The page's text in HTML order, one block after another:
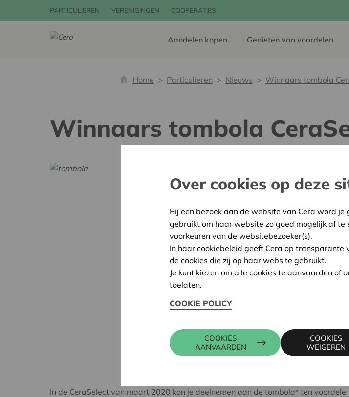
PARTICULIEREN VERENIGINGEN COOPERATIES
Aandelen kopen Genieten van voordelen
Home Particulieren Nieuws Winnaars tombola
Winnaars tombola
In de CeraSelect van maart 2020 kon je deelnemen aan de tombola* ten
Over cookies op deze
Bij een bezoek aan de website van Cera word je
gebruikt om haar website zo goed mogelijk af te
voorkeuren van de websitebezoeker(s).
In haar cookiebeleid geeft Cera op
de cookies die zij op haar website gebruikt.
Je kunt kiezen om alle cookies te aanvaarden of
toelaten.
COOKIE POLICY
COOKIES
AANVAARDEN
COOKIES
WEIGEREN